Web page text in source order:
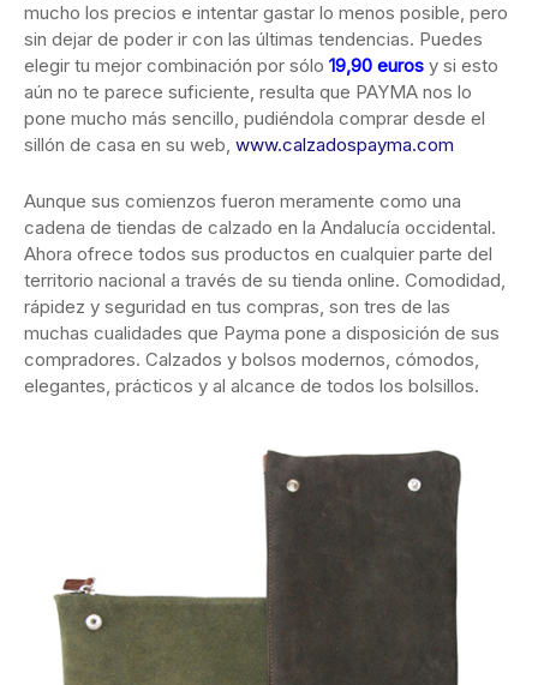
mucho los precios e intentar gastar lo menos posible, pero
sin dejar de poder ir con las últimas tendencias. Puedes
elegir tu mejor combinación por sólo 19,90 euros y si esto
aún no te parece suficiente, resulta que PAYMA nos lo
pone mucho más sencillo, pudiéndola comprar desde el
sillón de casa en su web, www.calzadospayma.com
Aunque sus comienzos fueron meramente como una
cadena de tiendas de calzado en la Andalucía occidental.
Ahora ofrece todos sus productos en cualquier parte del
territorio nacional a través de su tienda online. Comodidad,
rápidez y seguridad en tus compras, son tres de las
muchas cualidades que Payma pone a disposición de sus
compradores. Calzados y bolsos modernos, cómodos,
elegantes, prácticos y al alcance de todos los bolsillos.